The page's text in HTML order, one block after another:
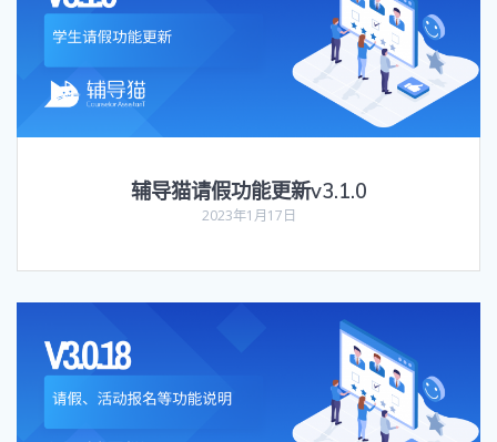
辅导猫请假功能更新v3.1.0
2023年1月17日